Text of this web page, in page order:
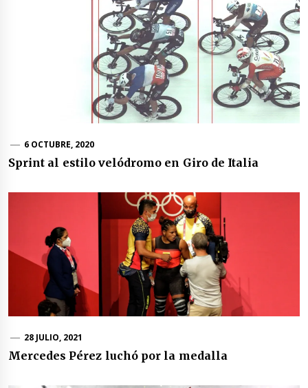
6 OCTUBRE, 2020
Sprint al estilo velódromo en Giro de Italia
28 JULIO, 2021
Mercedes Pérez luchó por la medalla